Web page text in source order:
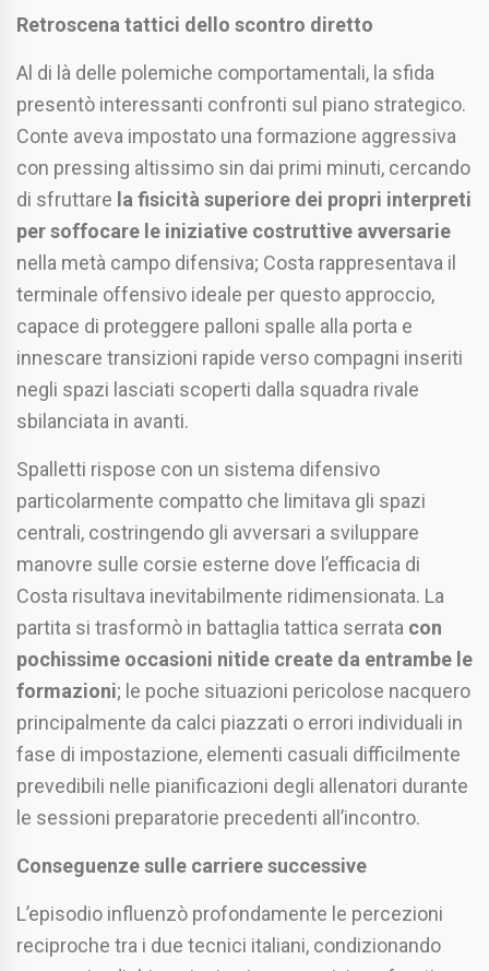
Retroscena tattici dello scontro diretto
Al di là delle polemiche comportamentali, la sfida
presentò interessanti confronti sul piano strategico.
Conte aveva impostato una formazione aggressiva
con pressing altissimo sin dai primi minuti, cercando
di sfruttare la fisicità superiore dei propri interpreti
per soffocare le iniziative costruttive avversarie
nella metà campo difensiva; Costa rappresentava il
terminale offensivo ideale per questo approccio,
capace di proteggere palloni spalle alla porta e
innescare transizioni rapide verso compagni inseriti
negli spazi lasciati scoperti dalla squadra rivale
sbilanciata in avanti.
Spalletti rispose con un sistema difensivo
particolarmente compatto che limitava gli spazi
centrali, costringendo gli avversari a sviluppare
manovre sulle corsie esterne dove l’efficacia di
Costa risultava inevitabilmente ridimensionata. La
partita si trasformò in battaglia tattica serrata con
pochissime occasioni nitide create da entrambe le
formazioni; le poche situazioni pericolose nacquero
principalmente da calci piazzati o errori individuali in
fase di impostazione, elementi casuali difficilmente
prevedibili nelle pianificazioni degli allenatori durante
le sessioni preparatorie precedenti all’incontro.
Conseguenze sulle carriere successive
L’episodio influenzò profondamente le percezioni
reciproche tra i due tecnici italiani, condizionando